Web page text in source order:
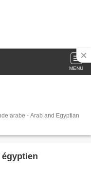
MENU
arabe - Arab and Egyptian